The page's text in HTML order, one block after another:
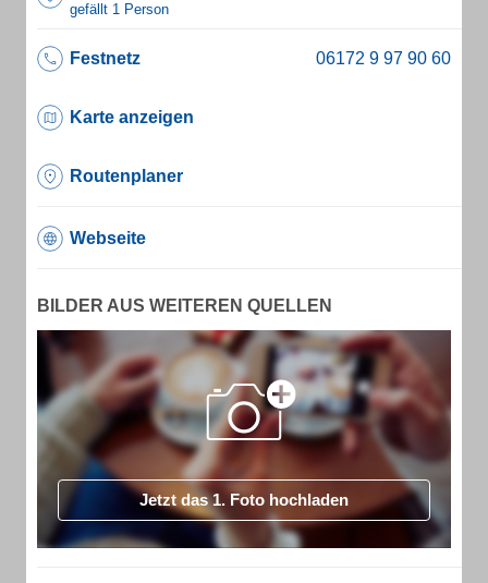
gefällt 1 Person
Festnetz
Karte anzeigen
Routenplaner
Webseite
BILDER AUS WEITEREN QUELLEN
Jetzt das 1. Foto hochladen